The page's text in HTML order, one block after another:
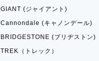
GIANT (ジャイアント)
Cannondale (キャノンデール)
BRIDGESTONE (ブリヂストン)
TREK（トレック）